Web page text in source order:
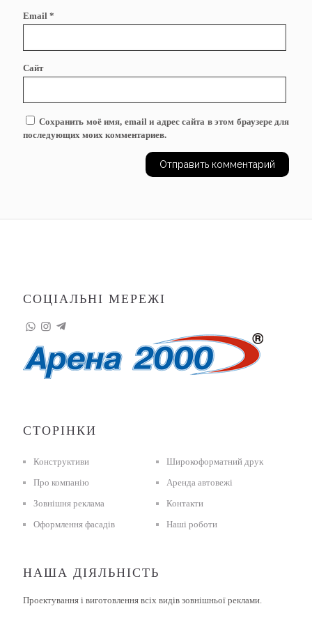
Email *
Сайт
Сохранить моё имя, email и адрес сайта в этом браузере для
последующих моих комментариев.
СОЦІАЛЬНІ МЕРЕЖІ
СТОРІНКИ
Конструктиви
Про компанію
Зовнішня реклама
Оформлення фасадів
Широкоформатний друк
Аренда автовежі
Контакти
Наші роботи
НАША ДІЯЛЬНІСТЬ
Проектування і виготовлення всіх видів зовнішньої реклами.